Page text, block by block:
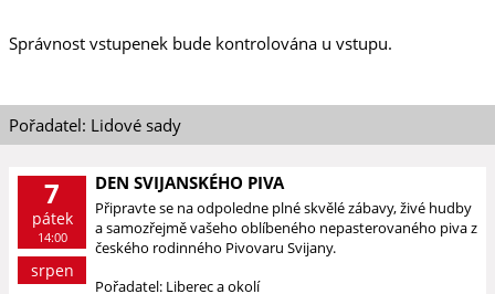
Správnost vstupenek bude kontrolována u vstupu.
Pořadatel: Lidové sady
7
pátek
14:00
srpen
DEN SVIJANSKÉHO PIVA
Připravte se na odpoledne plné skvělé zábavy, živé hudby
a samozřejmě vašeho oblíbeného nepasterovaného piva z
českého rodinného Pivovaru Svijany.
Pořadatel: Liberec a okolí